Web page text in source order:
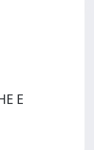
E